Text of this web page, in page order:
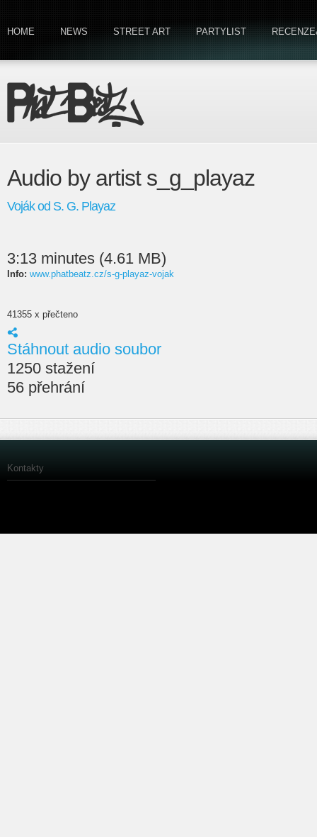
HOME NEWS STREET ART PARTYLIST
Audio by artist s_g_playaz
Voják od S. G. Playaz
3:13 minutes (4.61 MB)
Info: www.phatbeatz.cz/s-g-playaz-vojak
41355 x přečteno
Stáhnout audio soubor
1250 stažení
56 přehrání
Kontakty